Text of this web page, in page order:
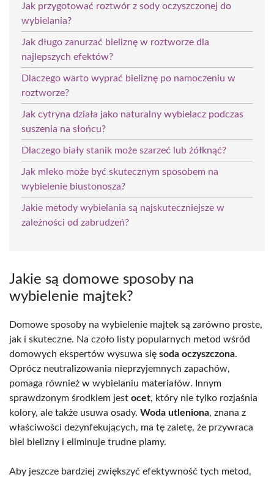
Jak przygotować roztwór z sody oczyszczonej do
wybielania?
Jak długo zanurzać bieliznę w roztworze dla
najlepszych efektów?
Dlaczego warto wyprać bieliznę po namoczeniu w
roztworze?
Jak cytryna działa jako naturalny wybielacz podczas
suszenia na słońcu?
Dlaczego biały stanik może szarzeć lub żółknąć?
Jak mleko może być skutecznym sposobem na
wybielenie biustonosza?
Jakie metody wybielania są najskuteczniejsze w
zależności od zabrudzeń?
Jakie są domowe sposoby na
wybielenie majtek?
Domowe sposoby na wybielenie majtek są zarówno proste,
jak i skuteczne. Na czoło listy popularnych metod wśród
domowych ekspertów wysuwa się soda oczyszczona.
Oprócz neutralizowania nieprzyjemnych zapachów,
pomaga również w wybielaniu materiałów. Innym
sprawdzonym środkiem jest ocet, który nie tylko rozjaśnia
kolory, ale także usuwa osady. Woda utleniona, znana z
właściwości dezynfekujących, ma tę zaletę, że przywraca
biel bielizny i eliminuje trudne plamy.
Aby jeszcze bardziej zwiększyć efektywność tych metod,